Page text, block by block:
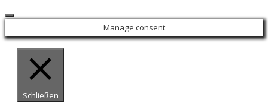
Close
Manage consent
Schließen